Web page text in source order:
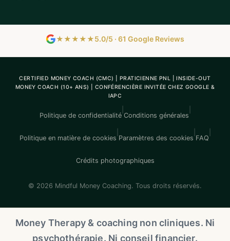
★★★★★5.0/5 · 61 Google Reviews
CERTIFIED MONEY COACH (CMC) | PRATICIENNE PNL | INSIDE-OUT
MONEY COACH (10+ ANS) | CONFÉRENCIÈRE INVITÉE CHEZ GOOGLE &
IAPC
Politique de confidentialité Conditions générales
Politique en matière de cookies Paramètres des cookies FAQ
Crédits photographiques
© 2026 Mindful Money Coaching. Tous droits réservés.
Money Therapy & coaching non cliniques. Ni
psychothérapie. Ni conseil financier.